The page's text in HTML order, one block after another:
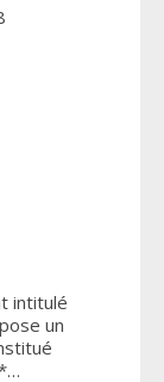
intitulé
un